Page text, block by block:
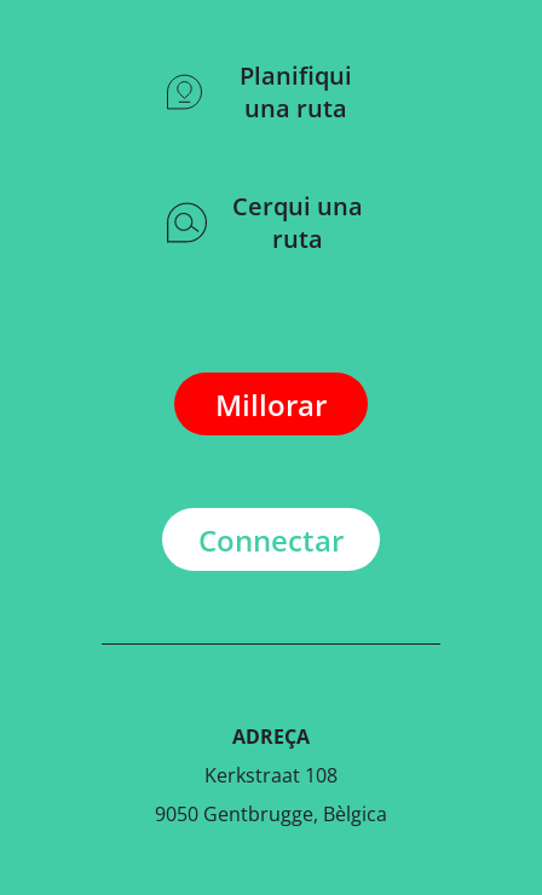
Planifiqui
una ruta
Cerqui una
ruta
Millorar
Connectar
ADREÇA
Kerkstraat 108
9050 Gentbrugge, Bèlgica